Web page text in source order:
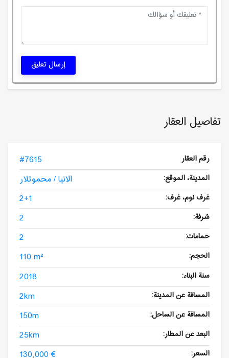
تفاصيل العقار
رقم العقار #7615
المدينة، الموقع: الانيا / محموتلار
غرف نوم، غرف: 2+1
شرفة: 2
حمامات: 2
الحجم: 110 m²
سنة البناء: 2018
المسافة عن المدينة: 2km
المسافة عن الساحل: 150m
البعد عن المطار: 25km
السعر:
إرسال تعليق